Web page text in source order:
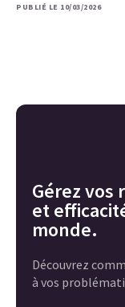
PUBLIÉ LE 10/03/2026
Gérez vos
et
monde.
Découvrez
à vos